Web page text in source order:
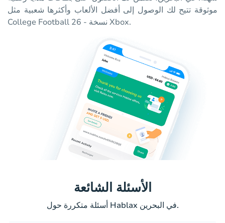
موثوقة تتيح لك الوصول إلى أفضل الألعاب وأكثرها شعبية مثل
College Football 26 - نسخة Xbox.
الأسئلة الشائعة
أسئلة متكررة حول Hablax في البحرين.